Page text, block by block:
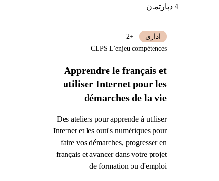
4 دپارتمان
Apprendre le français et
utiliser Internet pour les
démarches de la vie
Des ateliers pour apprende à utiliser
Internet et les outils numériques pour
faire vos démarches, progresser en
français et avancer dans votre projet
de formation ou d'emploi
اداری
+2
CLPS L'enjeu compétences